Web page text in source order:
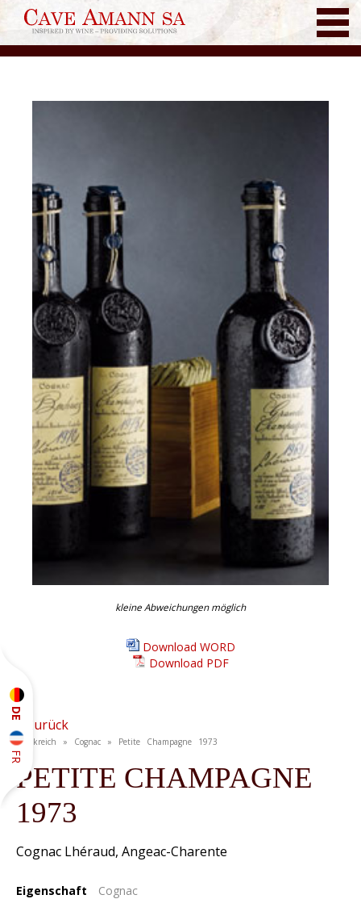
DE
FR
kleine Abweichungen möglich
Download WORD
Download PDF
« Zurück
Frankreich » Cognac » Petite Champagne 1973
PETITE CHAMPAGNE
1973
Cognac Lhéraud, Angeac-Charente
Eigenschaft
Cognac